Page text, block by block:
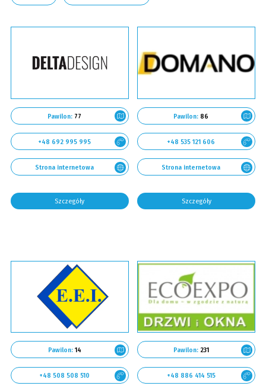
Pawilon: 77
+48 692 995 995
Strona internetowa
Szczegóły
Pawilon: 86
+48 535 121 606
Strona internetowa
Szczegóły
Pawilon:14
+48 508 508 510
Pawilon:231
+48 886 414 515